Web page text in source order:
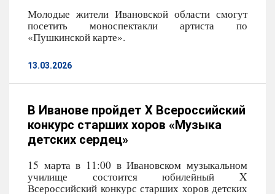
Молодые жители Ивановской области смогут
посетить моноспектакли артиста по
«Пушкинской карте».
13.03.2026
В Иванове пройдет X Всероссийский
конкурс старших хоров «Музыка
детских сердец»
15 марта в 11:00 в Ивановском музыкальном
училище состоится юбилейный X
Всероссийский конкурс старших хоров детских